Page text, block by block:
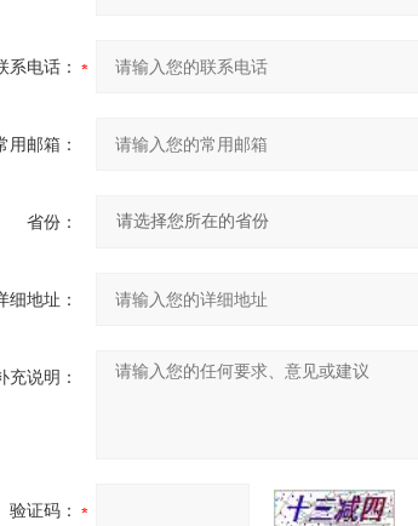
系电话：
用邮箱：
省份：
细地址：
充说明：
验证码：